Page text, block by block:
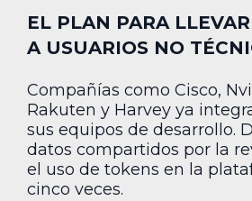
EL PLAN PARA
A USUARIOS NO
Compañías como Cisco,
Rakuten y Harvey ya
sus equipos de desarrollo.
datos compartidos por la
el uso de tokens en la
cinco veces.